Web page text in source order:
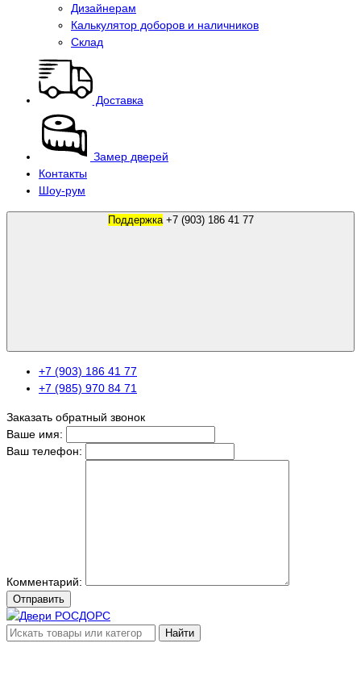
Дизайнерам
Калькулятор доборов и наличников
Склад
Доставка
Замер дверей
Контакты
Шоу-рум
Поддержка +7 (903) 186 41 77
+7 (903) 186 41 77
+7 (985) 970 84 71
Заказать обратный звонок
Ваше имя:
Ваш телефон:
Комментарий:
Отправить
Найти